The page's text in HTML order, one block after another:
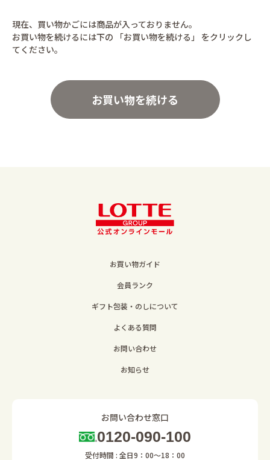
現在、買い物かごには商品が入っておりません。
お買い物を続けるには下の 「お買い物を続ける」 をクリックし
てください。
お買い物を続ける
お買い物ガイド
会員ランク
ギフト包装・のしについて
よくある質問
お問い合わせ
お知らせ
お問い合わせ窓口
0120-090-100
受付時間 : 全日9：00～18：00